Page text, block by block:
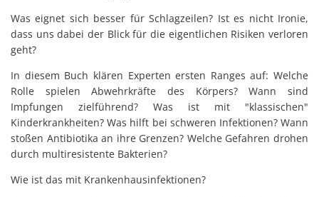
Was eignet sich besser für Schlagzeilen? Ist es nicht Ironie,
dass uns dabei der Blick für die eigentlichen Risiken verloren
geht?
In diesem Buch klären Experten ersten Ranges auf: Welche
Rolle spielen Abwehrkräfte des Körpers? Wann sind
Impfungen zielführend? Was ist mit "klassischen"
Kinderkrankheiten? Was hilft bei schweren Infektionen? Wann
stoßen Antibiotika an ihre Grenzen? Welche Gefahren drohen
durch multiresistente Bakterien?
Wie ist das mit Krankenhausinfektionen?